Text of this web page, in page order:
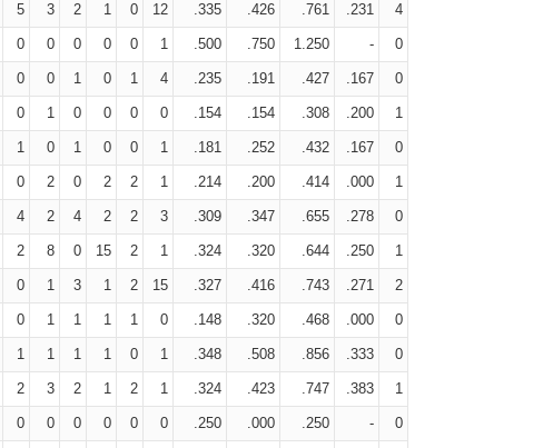
5 3 2 1 0 12 .335 .426 .761 .231 4
0 0 0 0 0 1 .500 .750 1.250 - 0
0 0 1 0 1 4 .235 .191 .427 .167 0
0 1 0 0 0 0 .154 .154 .308 .200 1
1 0 1 0 0 1 .181 .252 .432 .167 0
0 2 0 2 2 1 .214 .200 .414 .000 1
4 2 4 2 2 3 .309 .347 .655 .278 0
2 8 0 15 2 1 .324 .320 .644 .250 1
0 1 3 1 2 15 .327 .416 .743 .271 2
0 1 1 1 1 0 .148 .320 .468 .000 0
1 1 1 1 0 1 .348 .508 .856 .333 0
2 3 2 1 2 1 .324 .423 .747 .383 1
0 0 0 0 0 0 .250 .000 .250 - 0